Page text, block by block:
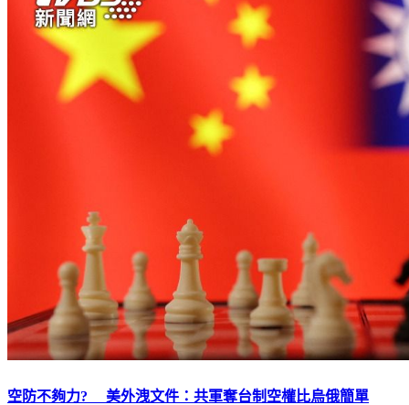
空防不夠力? 美外洩文件：共軍奪台制空權比烏俄簡單